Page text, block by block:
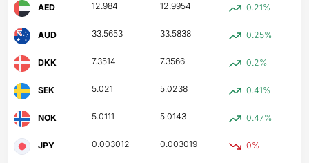
AED 12.984 12.9954 0.21%
AUD 33.5653 33.5838 0.25%
DKK 7.3514 7.3566 0.2%
SEK 5.021 5.0238 0.41%
NOK 5.0111 5.0143 0.47%
JPY 0.003012 0.003019 0%